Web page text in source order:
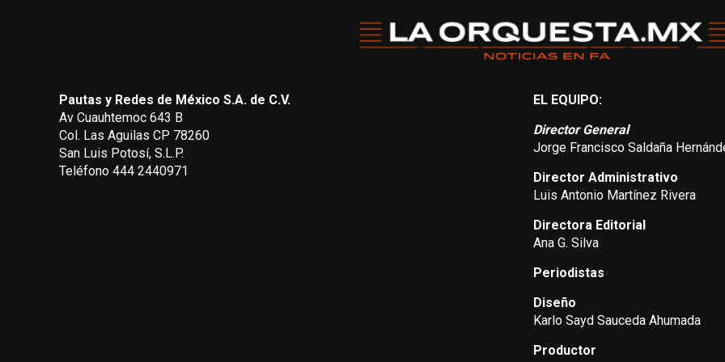
Pautas y Redes de México S.A. de C.V.
Av Cuauhtemoc 643 B
Col. Las Aguilas CP 78260
San Luis Potosí, S.L.P.
Teléfono 444 2440971
EL EQUIPO:
Director General
Jorge Francisco Saldaña
Director Administrativo
Luis Antonio Martínez Rivera
Directora Editorial
Ana G. Silva
Periodistas
Diseño
Karlo Sayd Sauceda Ahumada
Productor